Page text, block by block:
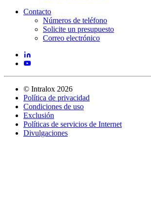
Contacto
Números de teléfono
Solicite un presupuesto
Correo electrónico
© Intralox 2026
Política de privacidad
Condiciones de uso
Exclusión
Políticas de servicios de Internet
Divulgaciones